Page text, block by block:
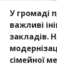
У громаді
важливі
закладів.
сімейної